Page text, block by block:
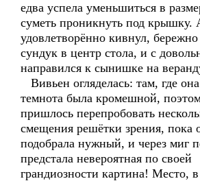
едва успела уменьшиться в
суметь проникнуть под крышку.
удовлетворённо кивнул,
сундук в центр стола, и с
направился к сынишке на
Вивьен огляделась: там, где
темнота была кромешной,
пришлось перепробовать
смещения решётки зрения, пока
подобрала нужный, и через миг
предстала невероятная по своей
грандиозности картина! Место,